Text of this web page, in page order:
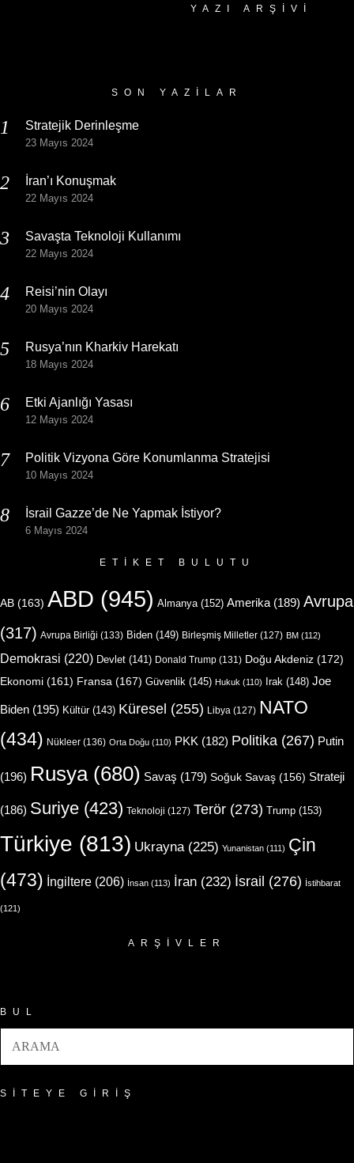
YAZI ARŞIVI
SON YAZILAR
Stratejik Derinleşme
23 Mayıs 2024
İran’ı Konuşmak
22 Mayıs 2024
Savaşta Teknoloji Kullanımı
22 Mayıs 2024
Reisi’nin Olayı
20 Mayıs 2024
Rusya’nın Kharkiv Harekatı
18 Mayıs 2024
Etki Ajanlığı Yasası
12 Mayıs 2024
Politik Vizyona Göre Konumlanma Stratejisi
10 Mayıs 2024
İsrail Gazze’de Ne Yapmak İstiyor?
6 Mayıs 2024
ETIKET BULUTU
AB (163) ABD (945) Almanya(152) Amerika (189) Avrupa
(317) Avrupa Birliği (133) Biden (149) Birleşmiş Milletler (127) BM (112)
Demokrasi (220) Devlet (141) Donald Trump (131) Doğu Akdeniz (172)
Ekonomi (161) Fransa (167) Güvenlik (145) Hukuk (110) Irak (148) Joe
Biden (195) Kültür(143) Küresel (255) Libya (127) NATO
(434) Nükleer (136) Orta Doğu (110) PKK (182) Politika (267) Putin
(196) Rusya(680) Savaş (179) Soğuk Savaş (156) Strateji
(186) Suriye (423) Teknoloji (127) Terör (273) Trump (153)
Türkiye (813) Ukrayna(225) Yunanistan (111) Çin
(473) İngiltere (206) İnsan (113) İran (232) İsrail (276) İstihbarat
(121)
ARŞIVLER
BUL
SITEYE GIRIŞ